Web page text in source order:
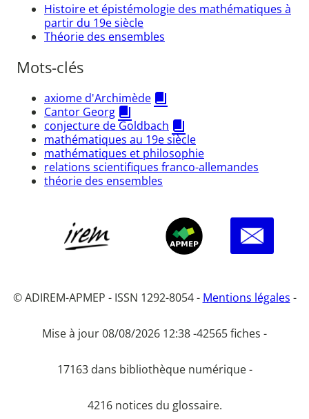
Histoire et épistémologie des mathématiques à
partir du 19e siècle
Théorie des ensembles
Mots-clés
axiome d'Archimède
Cantor Georg
conjecture de Goldbach
mathématiques au 19e siècle
mathématiques et philosophie
relations scientifiques franco-allemandes
théorie des ensembles
© ADIREM-APMEP - ISSN 1292-8054 - Mentions légales -
Mise à jour 08/08/2026 12:38 -42565 fiches -
17163 dans bibliothèque numérique -
4216 notices du glossaire.